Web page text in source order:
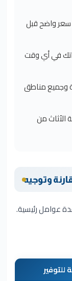
واضح قبل
في أي وقت
وجميع مناطق
الأثاث من
وتوجيه
عوامل رئيسية.
للتوفير